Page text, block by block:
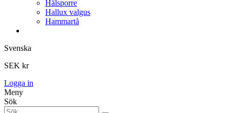
Hälsporre
Hallux valgus
Hammartå
Svenska
SEK kr
Logga in
Meny
Sök